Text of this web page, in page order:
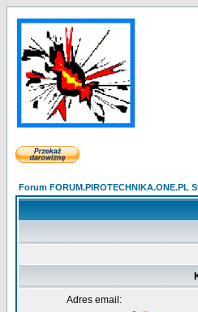
Forum FORUM.PIROTECHNIKA.ONE.PL
Adres email: